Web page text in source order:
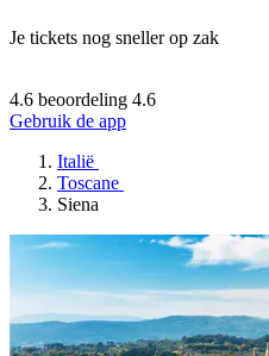
Je tickets nog sneller op zak
4.6 beoordeling 4.6
Gebruik de app
Italië
Toscane
Siena